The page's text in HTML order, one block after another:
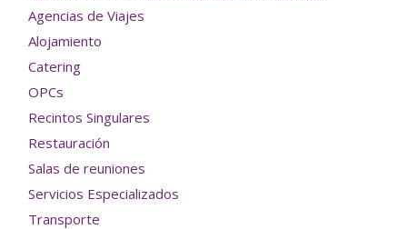
Agencias de Viajes
Alojamiento
Catering
OPCs
Recintos Singulares
Restauración
Salas de reuniones
Servicios Especializados
Transporte